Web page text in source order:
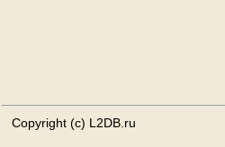
Copyright (c) L2DB.ru